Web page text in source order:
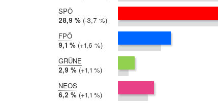
2014:
50,2 %
SPÖ
2019:
28,9 %
2014:
32,6 %
Differenz:
-3,7 %
FPÖ
2019:
9,1 %
2014:
7,4 %
Differenz:
+1,6 %
GRÜNE
2019:
2,9 %
2014:
1,9 %
Differenz:
+1,1 %
NEOS
2019:
6,2 % Differenz:
+1,1 %